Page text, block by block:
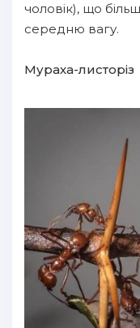
чоловік), що
середню вагу.
Мураха-листоріз